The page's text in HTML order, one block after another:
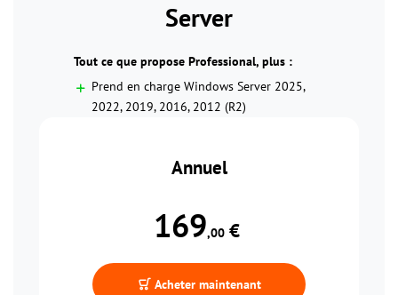
Server
Tout ce que propose Professional, plus :
Prend en charge Windows Server 2025,
2022, 2019, 2016, 2012 (R2)
Annuel
169,00 €
Acheter maintenant